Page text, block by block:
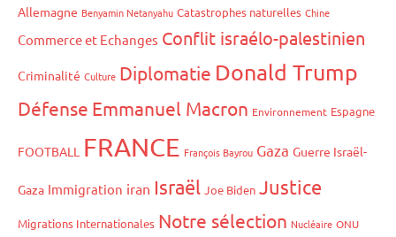
Allemagne Benyamin Netanyahu Catastrophes naturelles Chine
Commerce et Echanges Conflit israélo-palestinien
Criminalité Culture Diplomatie Donald Trump
Défense Emmanuel Macron Environnement Espagne
FOOTBALL FRANCE François Bayrou Gaza Guerre Israël-
Gaza Immigration iran Israël Joe Biden Justice
Migrations Internationales Notre sélection Nucléaire ONU